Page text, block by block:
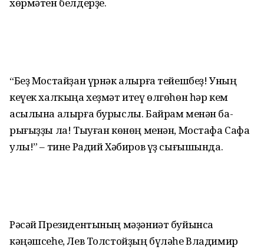
“Беҙ Мостайҙан үрнәк алырға тейешбеҙ! Уның
кеүек халҡыңа хеҙмәт итеү өлгөһөн һәр кем
асылына алырға бурыслы. Байрам менән ба­
рығыҙҙы ла! Тыуған көнөң менән, Мостафа Са­фа
улы!” – тине Радий Хәбиров үҙ сығышында.
Рәсәй Президентының мәҙәниәт буйынса
кәңәшсеһе, Лев Толстойҙың бүләһе Владимир